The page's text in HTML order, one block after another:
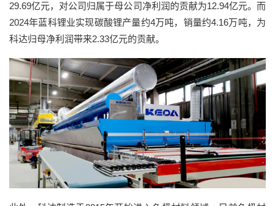
29.69亿元，对公司归属于母公司净利润的贡献为12.94亿元。而
2024年蓝科锂业实现碳酸锂产量约4万吨，销量约4.16万吨，为
科达归母净利润带来2.33亿元的贡献。